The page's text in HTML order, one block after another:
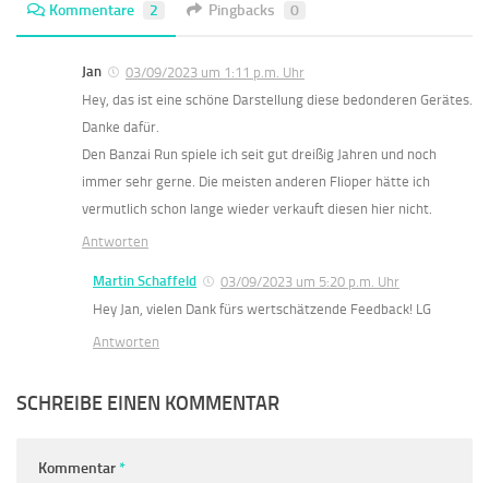
Kommentare 2 Pingbacks 0
Jan
03/09/2023 um 1:11 p.m. Uhr
Hey, das ist eine schöne Darstellung diese bedonderen Gerätes.
Danke dafür.
Den Banzai Run spiele ich seit gut dreißig Jahren und noch
immer sehr gerne. Die meisten anderen Flioper hätte ich
vermutlich schon lange wieder verkauft diesen hier nicht.
Antworten
Martin Schaffeld
03/09/2023 um 5:20 p.m. Uhr
Hey Jan, vielen Dank fürs wertschätzende Feedback! LG
Antworten
SCHREIBE EINEN KOMMENTAR
Kommentar*